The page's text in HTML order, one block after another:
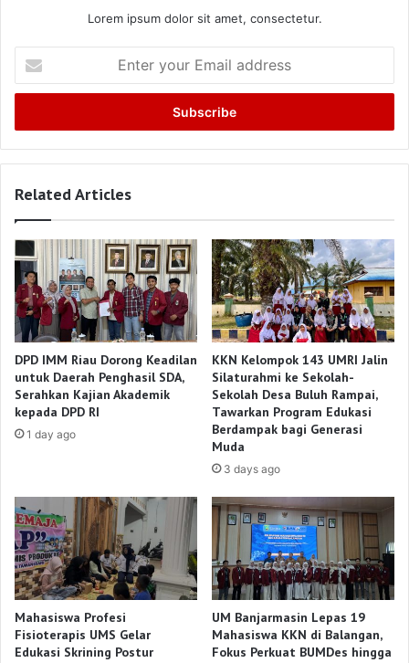
Lorem ipsum dolor sit amet, consectetur.
your
Email
Related Articles
DPD IMM Riau Dorong Keadilan
untuk Daerah Penghasil SDA,
Serahkan Kajian Akademik
kepada DPD RI
1 day ago
KKN Kelompok 143 UMRI Jalin
Silaturahmi ke Sekolah-
Sekolah Desa Buluh Rampai,
Tawarkan Program Edukasi
Berdampak bagi Generasi
Muda
3 days ago
Mahasiswa Profesi
Fisioterapis UMS Gelar
Edukasi Skrining Postur
UM Banjarmasin Lepas 19
Mahasiswa KKN di Balangan,
Fokus Perkuat BUMDes hingga